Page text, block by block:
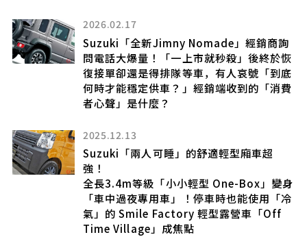
2026.02.17
Suzuki「全新Jimny Nomade」經銷商詢
問電話大爆量！「一上市就秒殺」後終於恢
復接單卻還是得排隊等車，有人哀號「到底
何時才能穩定供車？」經銷端收到的「消費
者心聲」是什麼？
2025.12.13
Suzuki「兩人可睡」的舒適輕型廂車超
強！
全長3.4m等級「小小輕型 One-Box」變身
「車中過夜專用車」！停車時也能使用「冷
氣」的 Smile Factory 輕型露營車「Off
Time Village」成焦點